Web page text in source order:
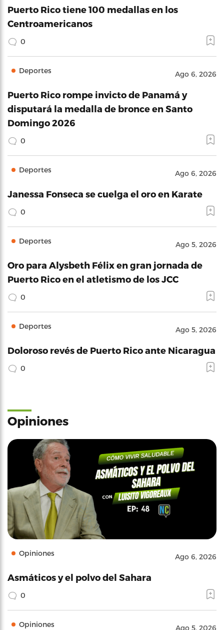
Puerto Rico tiene 100 medallas en los
Centroamericanos
0
Deportes Ago 6, 2026
Puerto Rico rompe invicto de Panamá y
disputará la medalla de bronce en Santo
Domingo 2026
0
Deportes Ago 6, 2026
Janessa Fonseca se cuelga el oro en Karate
0
Deportes Ago 5, 2026
Oro para Alysbeth Félix en gran jornada de
Puerto Rico en el atletismo de los JCC
0
Deportes Ago 5, 2026
Doloroso revés de Puerto Rico ante Nicaragua
0
Opiniones
Opiniones Ago 6, 2026
Asmáticos y el polvo del Sahara
0
Opiniones Ago 5, 2026